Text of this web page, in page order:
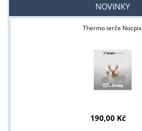
NOVINKY
Thermo terče Nocpix
190,00 Kč